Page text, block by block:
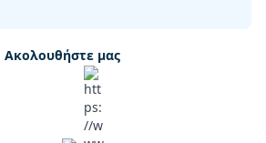
Ακολουθήστε μας